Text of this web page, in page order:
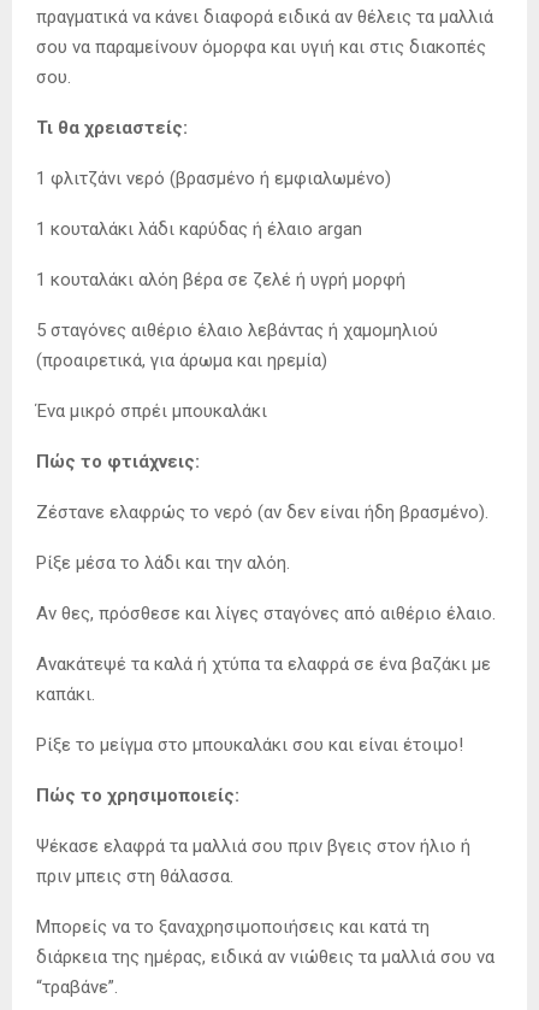
πραγματικά να κάνει διαφορά ειδικά αν θέλεις τα μαλλιά
σου να παραμείνουν όμορφα και υγιή και στις διακοπές
σου.
Τι θα χρειαστείς:
1 φλιτζάνι νερό (βρασμένο ή εμφιαλωμένο)
1 κουταλάκι λάδι καρύδας ή έλαιο argan
1 κουταλάκι αλόη βέρα σε ζελέ ή υγρή μορφή
5 σταγόνες αιθέριο έλαιο λεβάντας ή χαμομηλιού
(προαιρετικά, για άρωμα και ηρεμία)
Ένα μικρό σπρέι μπουκαλάκι
Πώς το φτιάχνεις:
Ζέστανε ελαφρώς το νερό (αν δεν είναι ήδη βρασμένο).
Ρίξε μέσα το λάδι και την αλόη.
Αν θες, πρόσθεσε και λίγες σταγόνες από αιθέριο έλαιο.
Ανακάτεψέ τα καλά ή χτύπα τα ελαφρά σε ένα βαζάκι με
καπάκι.
Ρίξε το μείγμα στο μπουκαλάκι σου και είναι έτοιμο!
Πώς το χρησιμοποιείς:
Ψέκασε ελαφρά τα μαλλιά σου πριν βγεις στον ήλιο ή
πριν μπεις στη θάλασσα.
Μπορείς να το ξαναχρησιμοποιήσεις και κατά τη
διάρκεια της ημέρας, ειδικά αν νιώθεις τα μαλλιά σου να
“τραβάνε”.